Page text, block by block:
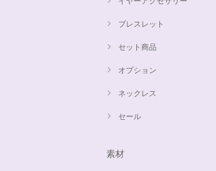
ブレスレット
セット商品
オプション
ネックレス
セール
素材